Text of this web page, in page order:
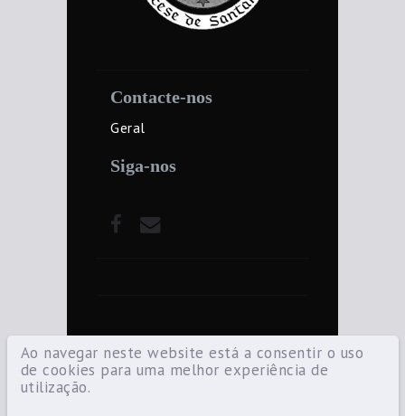
Ao navegar neste website está a consentir o uso
de cookies para uma melhor experiência de
utilização.
Contacte-nos
Geral
Siga-nos
©2021 Diocese de Santarém — Todos os